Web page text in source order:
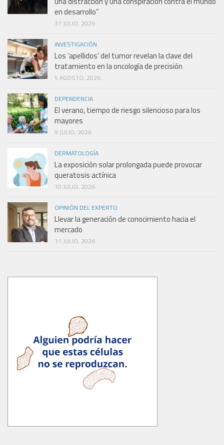
en desarrollo”
31 JULIO, 2026
INVESTIGACIÓN
Los ‘apellidos’ del tumor revelan la clave del
tratamiento en la oncología de precisión
5 AGOSTO, 2026
DEPENDENCIA
El verano, tiempo de riesgo silencioso para los
mayores
9 JULIO, 2026
DERMATOLOGÍA
La exposición solar prolongada puede provocar
queratosis actínica
10 JULIO, 2026
OPINIÓN DEL EXPERTO
Llevar la generación de conocimiento hacia el
mercado
11 JULIO, 2026